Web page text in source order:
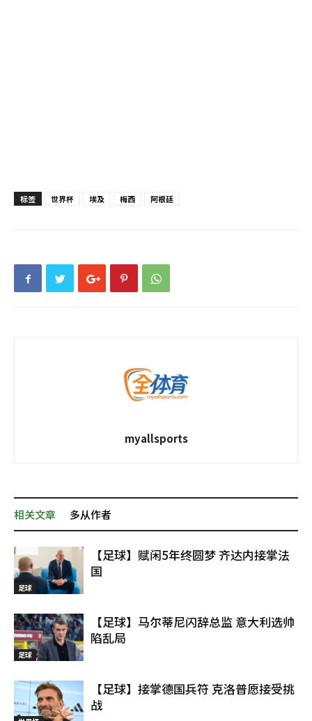
标签 世界杯 埃及 梅西 阿根廷
myallsports
相关文章 多从作者
足球
【足球】赋闲5年终圆梦 齐达内接掌法
国
足球
【足球】马尔蒂尼闪辞总监 意大利选帅
陷乱局
【足球】接掌德国兵符 克洛普愿接受挑
战